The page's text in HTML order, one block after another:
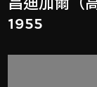
1955